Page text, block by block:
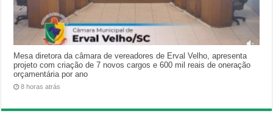
Mesa diretora da câmara de vereadores de Erval Velho, apresenta
projeto com criação de 7 novos cargos e 600 mil reais de oneração
orçamentária por ano
8 horas atrás